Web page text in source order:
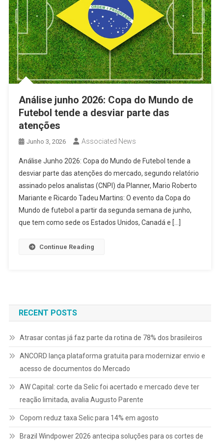
Análise junho 2026: Copa do Mundo de
Futebol tende a desviar parte das
atenções
Junho 3, 2026 Associated News
Análise Junho 2026: Copa do Mundo de Futebol tende a
desviar parte das atenções do mercado, segundo relatório
assinado pelos analistas (CNPI) da Planner, Mario Roberto
Mariante e Ricardo Tadeu Martins: O evento da Copa do
Mundo de futebol a partir da segunda semana de junho,
que tem como sede os Estados Unidos, Canadá e […]
Continue Reading
RECENT POSTS
Atrasar contas já faz parte da rotina de 78% dos brasileiros
ANCORD lança plataforma gratuita para modernizar envio e
acesso de documentos do Mercado
AW Capital: corte da Selic foi acertado e mercado deve ter
reação limitada, avalia Augusto Parente
Copom reduz taxa Selic para 14% em agosto
Brazil Windpower 2026 antecipa soluções para os cortes de